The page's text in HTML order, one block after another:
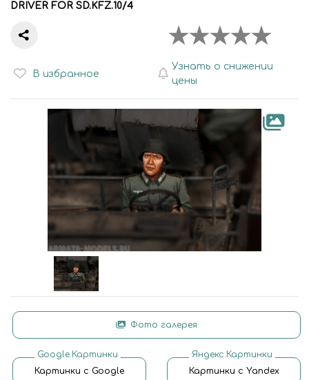
DRIVER FOR SD.KFZ.10/4
В избранное
Узнать о снижении
цены
Фото галерея
Google.Картинки
Картинки с Google
Яндекс.Картинки
Картинки с Yandex